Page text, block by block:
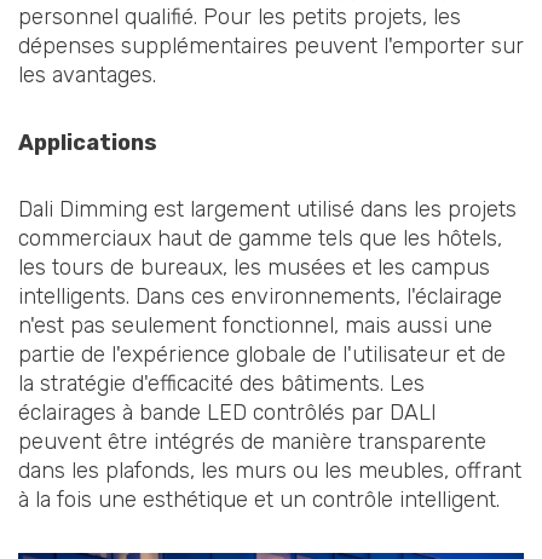
personnel qualifié. Pour les petits projets, les
dépenses supplémentaires peuvent l'emporter sur
les avantages.
Applications
Dali Dimming est largement utilisé dans les projets
commerciaux haut de gamme tels que les hôtels,
les tours de bureaux, les musées et les campus
intelligents. Dans ces environnements, l'éclairage
n'est pas seulement fonctionnel, mais aussi une
partie de l'expérience globale de l'utilisateur et de
la stratégie d'efficacité des bâtiments. Les
éclairages à bande LED contrôlés par DALI
peuvent être intégrés de manière transparente
dans les plafonds, les murs ou les meubles, offrant
à la fois une esthétique et un contrôle intelligent.